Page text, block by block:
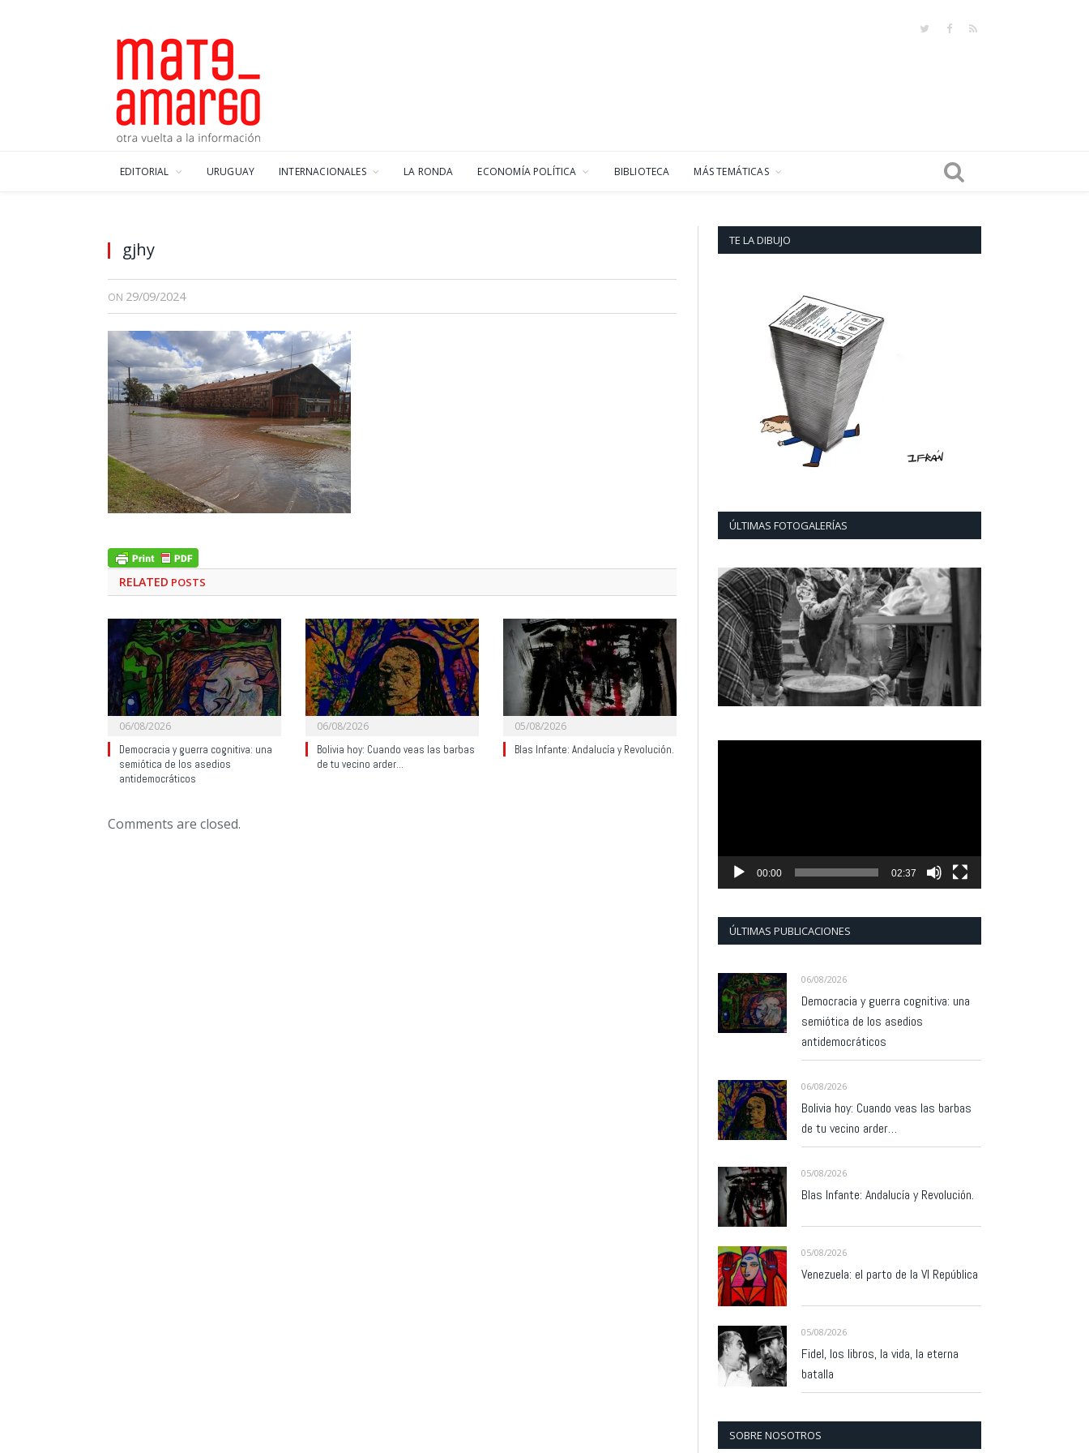
TwitterFacebook
RSS
EDITORIAL URUGUAY INTERNACIONALES LA RONDA ECONOMÍA POLÍTICA BIBLIOTECA MÁS TEMÁTICAS
gjhy
ON 29/09/2024
RELATED POSTS
06/08/2026
Democracia y guerra cognitiva: una
semiótica de los asedios
antidemocráticos
06/08/2026
Bolivia hoy: Cuando veas las barbas
de tu vecino arder…
05/08/2026
Blas Infante: Andalucía y Revolución.
Comments are closed.
TE LA DIBUJO
ÚLTIMAS FOTOGALERÍAS
00:00 02:37
ÚLTIMAS PUBLICACIONES
06/08/2026
Democracia y guerra cognitiva: una
semiótica de los asedios
antidemocráticos
06/08/2026
Bolivia hoy: Cuando veas las barbas
de tu vecino arder…
05/08/2026
Blas Infante: Andalucía y Revolución.
05/08/2026
Venezuela: el parto de la VI República
05/08/2026
Fidel, los libros, la vida, la eterna
batalla
SOBRE NOSOTROS